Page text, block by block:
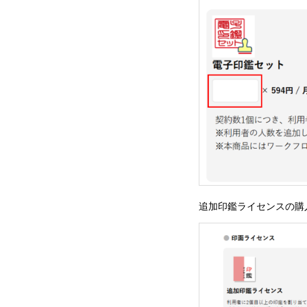
追加印鑑ライセンスの購